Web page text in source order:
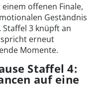
offenen Finale,
Geständnis
3 knüpft an
erneut
Momente.
Staffel 4:
auf eine